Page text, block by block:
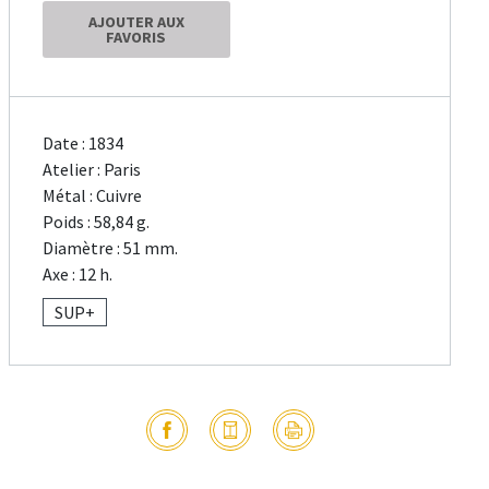
AJOUTER AUX
FAVORIS
Date : 1834
Atelier : Paris
Métal : Cuivre
Poids : 58,84 g.
Diamètre : 51 mm.
Axe : 12 h.
SUP+